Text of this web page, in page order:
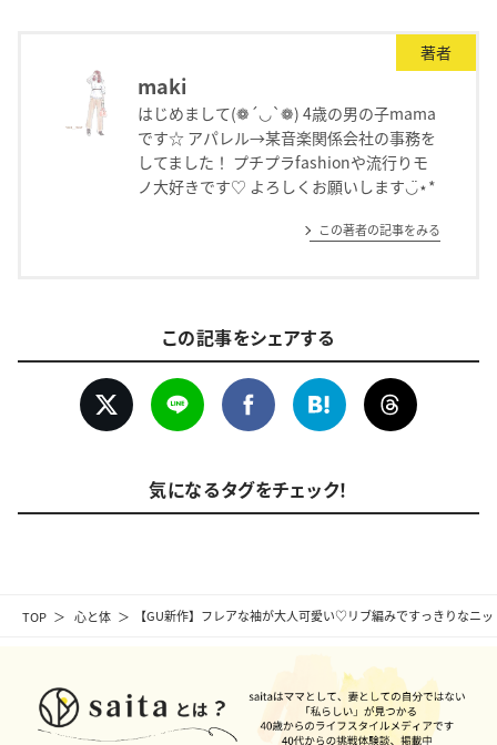
TOP 心と体 【GU新作】フレアな袖が大人可愛い♡リブ編みですっきりなニ
著者
maki
はじめまして(❁´◡`❁) 4歳の男の子mama
です☆ アパレル→某音楽関係会社の事務を
してました！ プチプラfashionや流行りモ
ノ大好きです♡ よろしくお願いします◡̈⋆*
この著者の記事をみる
この記事をシェアする
気になるタグをチェック！